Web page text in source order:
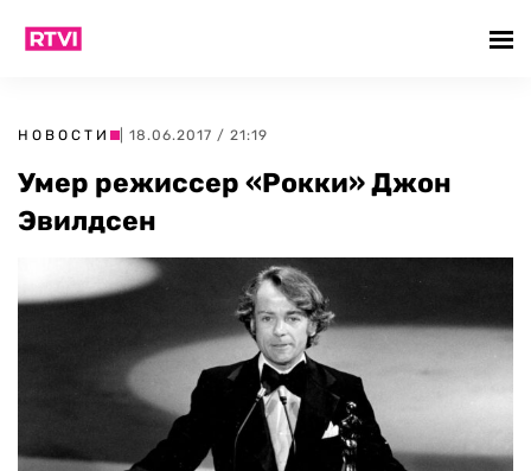
НОВОСТИ | 18.06.2017 / 21:19
Умер режиссер «Рокки» Джон
Эвилдсен